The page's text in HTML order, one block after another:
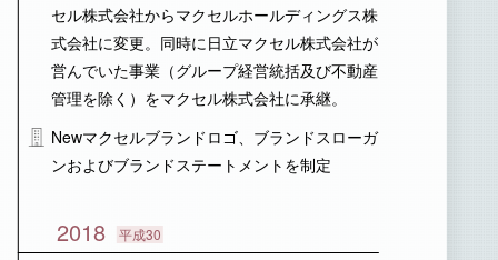
セル株式会社からマクセルホールディングス株
式会社に変更。同時に日立マクセル株式会社が
営んでいた事業（グループ経営統括及び不動産
管理を除く）をマクセル株式会社に承継。
Newマクセルブランドロゴ、ブランドスローガ
ンおよびブランドステートメントを制定
2018 平成30